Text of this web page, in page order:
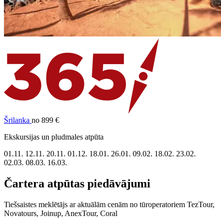
Šrilanka no 899 €
Ekskursijas un pludmales atpūta
01.11. 12.11. 20.11. 01.12. 18.01. 26.01. 09.02. 18.02. 23.02.
02.03. 08.03. 16.03.
Čartera atpūtas piedāvājumi
Tiešsaistes meklētājs ar aktuālām cenām no tūroperatoriem TezTour,
Novatours, Joinup, AnexTour, Coral